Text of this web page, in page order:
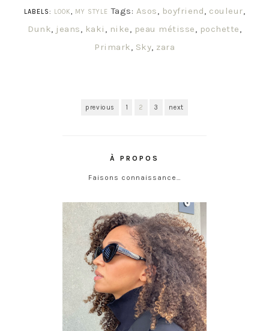
LABELS: LOOK, MY STYLE Tags: Asos, boyfriend, couleur,
Dunk, jeans, kaki , nike, peau métisse, pochette,
Primark, Sky, zara
previous 1 2 3 next
À PROPOS
Faisons connaissance…